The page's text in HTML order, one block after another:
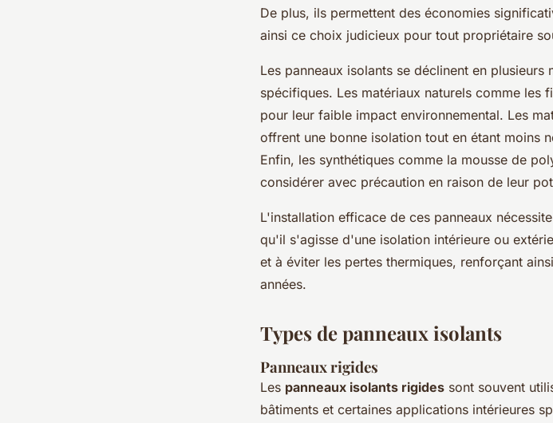
De plus, ils permettent des économies
ainsi ce choix judicieux pour tout propriétaire
Les panneaux isolants se déclinent en
spécifiques. Les matériaux naturels comme les
pour leur faible impact environnemental. Les
offrent une bonne isolation tout en étant moins
Enfin, les synthétiques comme la mousse de
considérer avec précaution en raison de leur
L'installation efficace de ces panneaux
qu'il s'agisse d'une isolation intérieure ou
et à éviter les pertes thermiques, renforçant
années.
Types de panneaux isolants
Panneaux rigides
Les panneaux isolants rigides sont souvent
bâtiments et certaines applications intérieures